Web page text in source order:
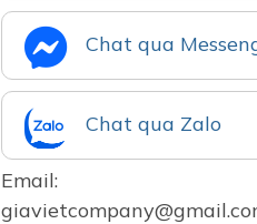
Chat qua
Chat qua Zalo
Email: